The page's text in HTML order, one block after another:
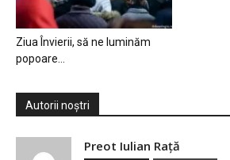
Ziua Învierii, să ne luminăm
popoare…
Autorii noștri
Preot Iulian Raţă